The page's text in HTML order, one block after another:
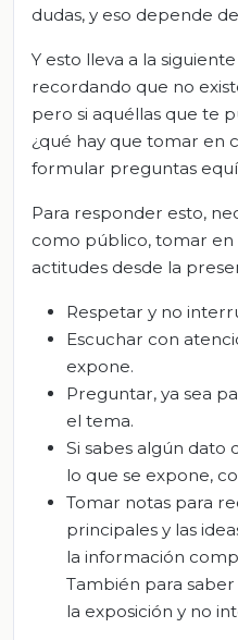
dudas, y eso depende
Y esto lleva a la
recordando que no
pero si aquéllas que te
¿qué hay que tomar en
formular preguntas
Para responder esto,
como público, tomar en
actitudes desde la
Respetar y no
Escuchar con
expone.
Preguntar, ya sea
el tema.
Si sabes algún
lo que se expone,
Tomar notas para
principales y las
la información
También para
la exposición y no